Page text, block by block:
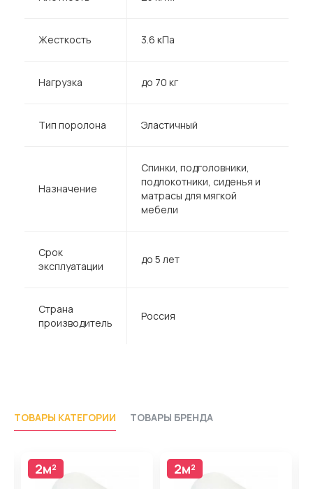
Жесткость 3.6 кПа
Нагрузка до 70 кг
Тип поролона Эластичный
Назначение
Спинки, подголовники,
подлокотники, сиденья и
матрасы для мягкой
мебели
Срок
эксплуатации
до 5 лет
Страна
производитель
Россия
ТОВАРЫ КАТЕГОРИИ ТОВАРЫ БРЕНДА
2м² 2м²